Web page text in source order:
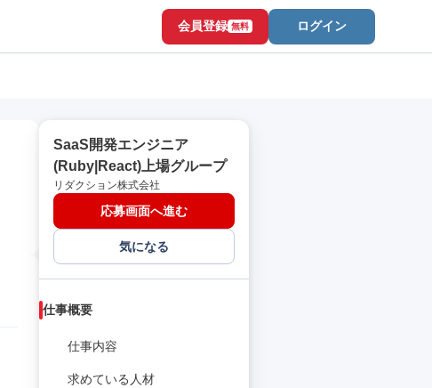
会員登録 無料 ログイン
SaaS開発エンジニア
(Ruby|React)上場グループ
リダクション株式会社
応募画面へ進む
気になる
仕事概要
仕事内容
求めている人材